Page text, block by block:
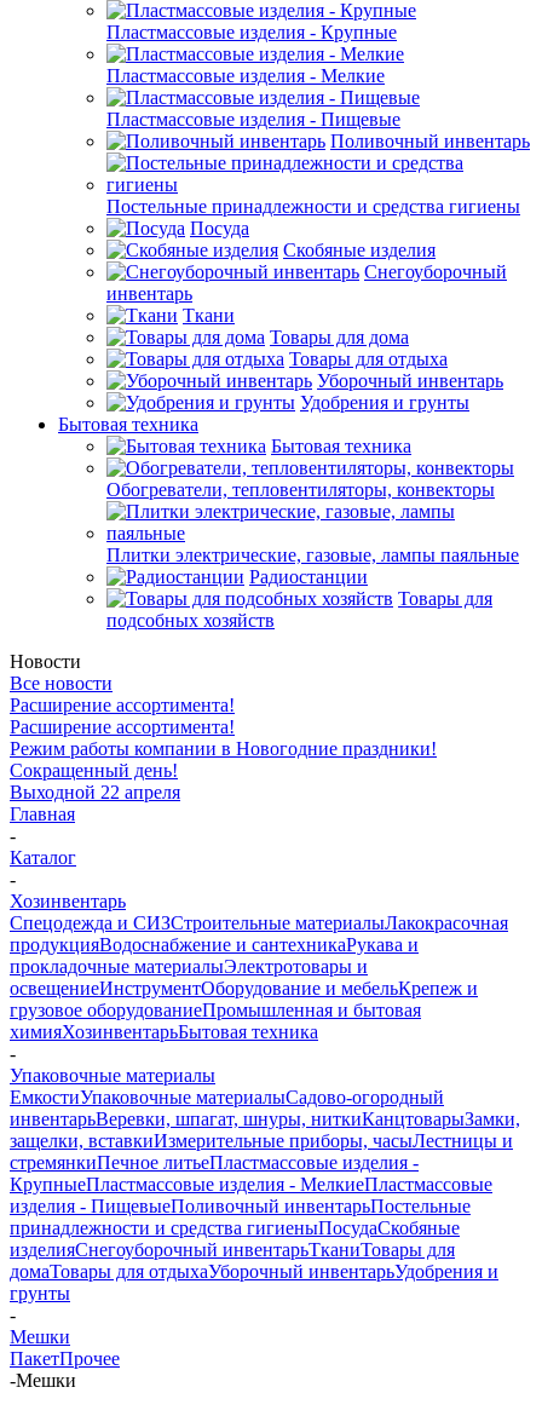
Пластмассовые изделия - Крупные
Пластмассовые изделия - Мелкие
Пластмассовые изделия - Пищевые
Поливочный инвентарь
Постельные принадлежности и средства гигиены
Посуда
Скобяные изделия
Снегоуборочный
инвентарь
Ткани
Товары для дома
Товары для отдыха
Уборочный инвентарь
Удобрения и грунты
Бытовая техника
Бытовая техника
Обогреватели, тепловентиляторы, конвекторы
Плитки электрические, газовые, лампы паяльные
Радиостанции
Товары для
подсобных хозяйств
Новости
Все новости
Расширение ассортимента!
Расширение ассортимента!
Режим работы компании в Новогодние праздники!
Сокращенный день!
Выходной 22 апреля
Главная
-
Каталог
-
Хозинвентарь
Спецодежда и СИЗСтроительные материалыЛакокрасочная
продукцияВодоснабжение и сантехникаРукава и
прокладочные материалыЭлектротовары и
освещениеИнструментОборудование и мебельКрепеж и
грузовое оборудованиеПромышленная и бытовая
химияХозинвентарьБытовая техника
-
Упаковочные материалы
ЕмкостиУпаковочные материалыСадово-огородный
инвентарьВеревки, шпагат, шнуры, ниткиКанцтоварыЗамки,
защелки, вставкиИзмерительные приборы, часыЛестницы и
стремянкиПечное литьеПластмассовые изделия -
КрупныеПластмассовые изделия - МелкиеПластмассовые
изделия - ПищевыеПоливочный инвентарьПостельные
принадлежности и средства гигиеныПосудаСкобяные
изделияСнегоуборочный инвентарьТканиТовары для
домаТовары для отдыхаУборочный инвентарьУдобрения и
грунты
-
Мешки
ПакетПрочее
-Мешки